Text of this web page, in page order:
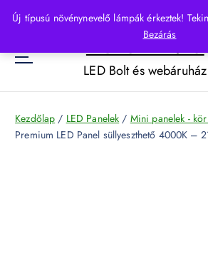
Új típusú növénynevelő lámpák érkeztek!
Bezárás
p
o
HelloLED.hu
LED Bolt és webáruház
Kezdőlap / LED Panelek / Mini panelek -
Premium LED Panel süllyeszthető 4000K –